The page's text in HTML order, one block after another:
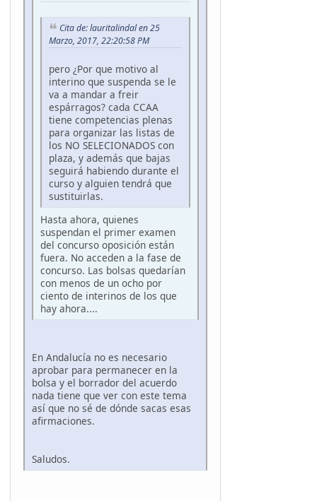
Cita de: lauritalindal en 25
Marzo, 2017, 22:20:58 PM
pero ¿Por que motivo al
interino que suspenda se le
va a mandar a freir
espárragos? cada CCAA
tiene competencias plenas
para organizar las listas de
los NO SELECIONADOS con
plaza, y además que bajas
seguirá habiendo durante el
curso y alguien tendrá que
sustituirlas.
Hasta ahora, quienes
suspendan el primer examen
del concurso oposición están
fuera. No acceden a la fase de
concurso. Las bolsas quedarían
con menos de un ocho por
ciento de interinos de los que
hay ahora....
En Andalucía no es necesario
aprobar para permanecer en la
bolsa y el borrador del acuerdo
nada tiene que ver con este tema
así que no sé de dónde sacas esas
afirmaciones.
Saludos.